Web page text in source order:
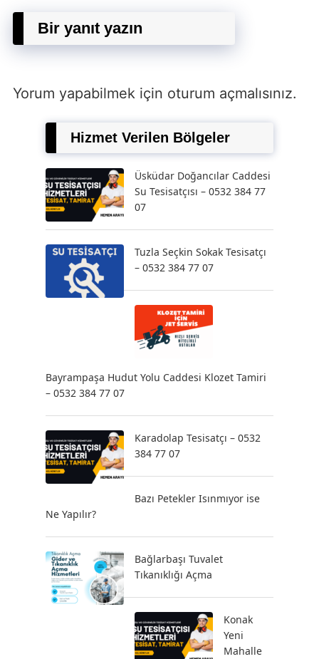
Bir yanıt yazın
Yorum yapabilmek için oturum açmalısınız.
Hizmet Verilen Bölgeler
Üsküdar Doğancılar Caddesi
Su Tesisatçısı – 0532 384 77
07
Tuzla Seçkin Sokak Tesisatçı
– 0532 384 77 07
Bayrampaşa Hudut Yolu Caddesi Klozet Tamiri
– 0532 384 77 07
Karadolap Tesisatçı – 0532
384 77 07
Bazı Petekler Isınmıyor ise
Ne Yapılır?
Bağlarbaşı Tuvalet
Tıkanıklığı Açma
Konak
Yeni
Mahalle